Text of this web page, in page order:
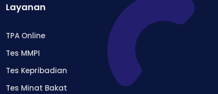
Layanan
TPA Online
Tes MMPI
Tes Kepribadian
Tes Minat Bakat